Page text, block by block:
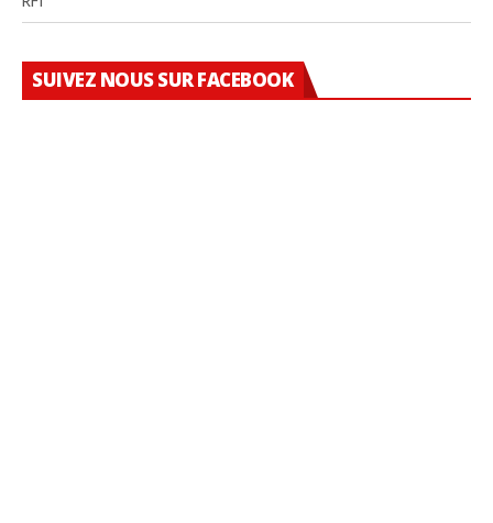
SUIVEZ NOUS SUR FACEBOOK